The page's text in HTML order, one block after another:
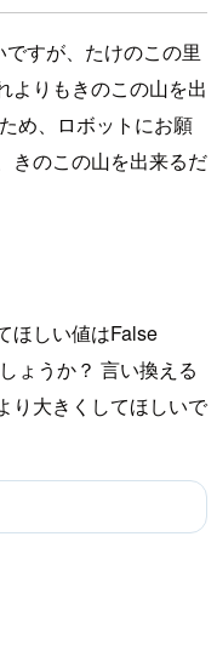
すが、たけのこの里
よりもきのこの山を出
め、ロボットにお願
きのこの山を出来るだ
ほしい値はFalse
ょうか？ 言い換える
り大きくしてほしいで